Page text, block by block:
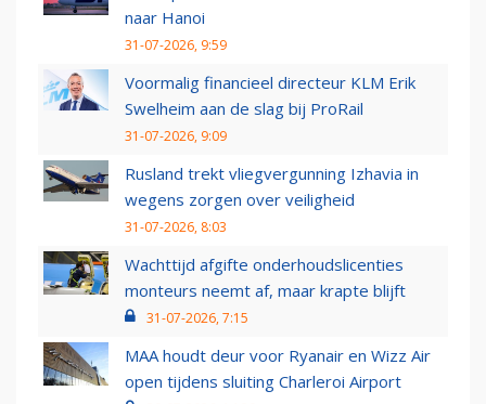
naar Hanoi
31-07-2026, 9:59
Voormalig financieel directeur KLM Erik
Swelheim aan de slag bij ProRail
31-07-2026, 9:09
Rusland trekt vliegvergunning Izhavia in
wegens zorgen over veiligheid
31-07-2026, 8:03
Wachttijd afgifte onderhoudslicenties
monteurs neemt af, maar krapte blijft
31-07-2026, 7:15
MAA houdt deur voor Ryanair en Wizz Air
open tijdens sluiting Charleroi Airport